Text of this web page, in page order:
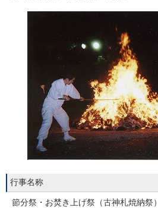
行事名称
節分祭・お焚き上げ祭（古神札焼納祭）